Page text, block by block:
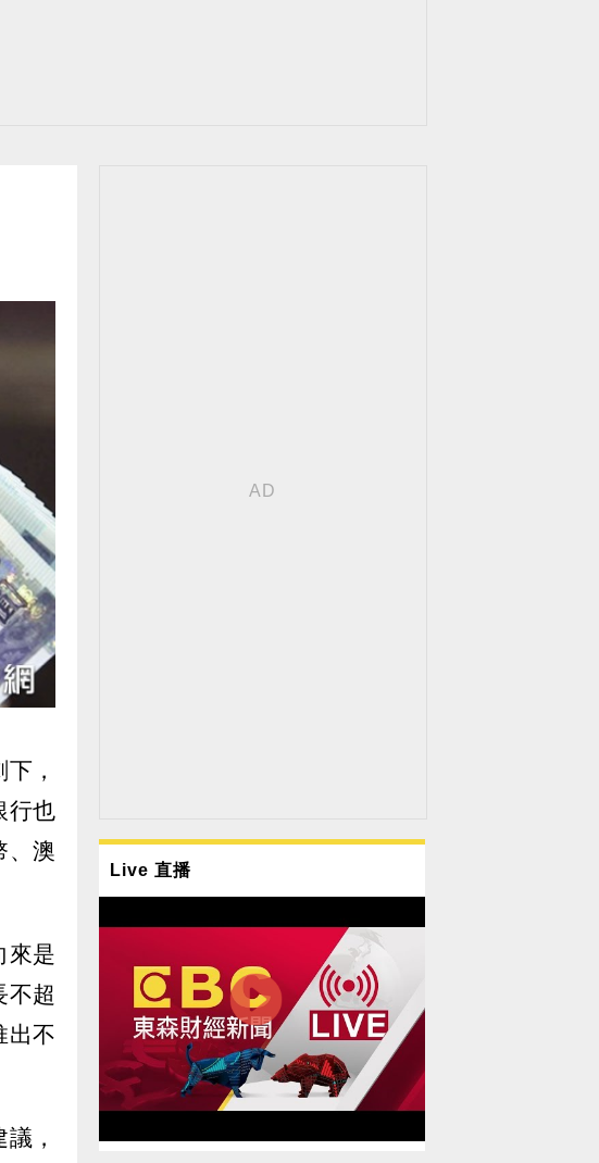
，
行也
、澳
來是
不超
出不
，
Live 直播